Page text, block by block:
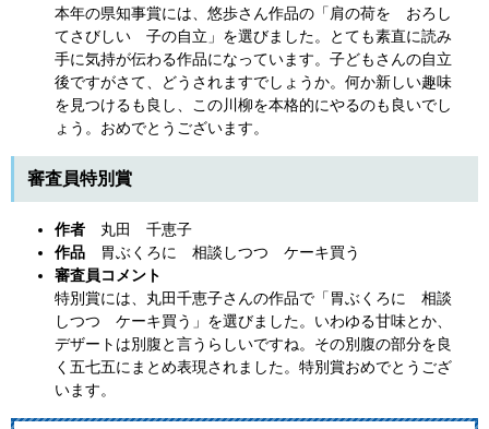
本年の県知事賞には、悠歩さん作品の「肩の荷を おろし
てさびしい 子の自立」を選びました。とても素直に読み
手に気持が伝わる作品になっています。子どもさんの自立
後ですがさて、どうされますでしょうか。何か新しい趣味
を見つけるも良し、この川柳を本格的にやるのも良いでし
ょう。おめでとうございます。
審査員特別賞
作者 丸田 千恵子
作品 胃ぶくろに 相談しつつ ケーキ買う
審査員コメント
特別賞には、丸田千恵子さんの作品で「胃ぶくろに 相談
しつつ ケーキ買う」を選びました。いわゆる甘味とか、
デザートは別腹と言うらしいですね。その別腹の部分を良
く五七五にまとめ表現されました。特別賞おめでとうござ
います。